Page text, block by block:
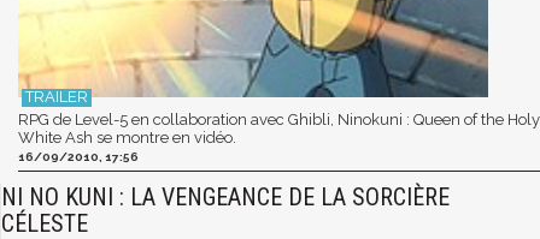
RPG de Level-5 en collaboration avec Ghibli, Ninokuni : Queen of the Holy
White Ash se montre en vidéo.
16/09/2010, 17:56
NI NO KUNI : LA VENGEANCE DE LA SORCIÈRE
CÉLESTE